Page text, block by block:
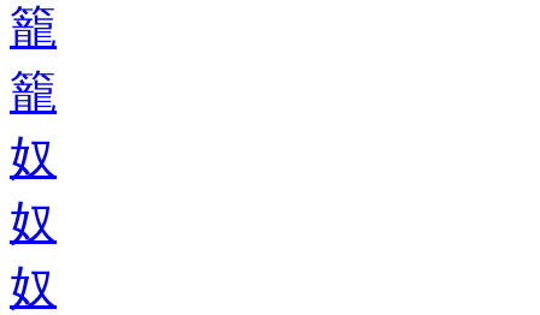
籠
籠
奴
奴
奴